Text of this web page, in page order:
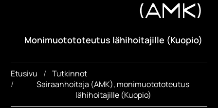
(AMK)
Monimuotototeutus lähihoitajille (Kuopio)
Etusivu
Tutkinnot
Sairaanhoitaja (AMK), monimuotototeutus
lähihoitajille (Kuopio)